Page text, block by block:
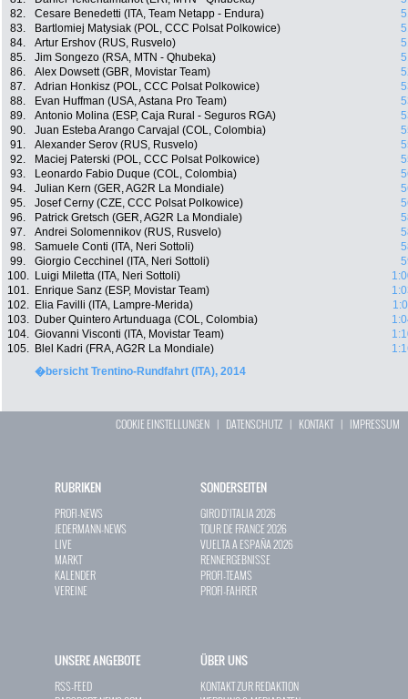
82.
Cesare Benedetti (ITA, Team Netapp - Endura)
83.
Bartlomiej Matysiak (POL, CCC Polsat Polkowice)
84.
Artur Ershov (RUS, Rusvelo)
85.
Jim Songezo (RSA, MTN - Qhubeka)
86.
Alex Dowsett (GBR, Movistar Team)
87.
Adrian Honkisz (POL, CCC Polsat Polkowice)
88.
Evan Huffman (USA, Astana Pro Team)
89.
Antonio Molina (ESP, Caja Rural - Seguros RGA)
90.
Juan Esteba Arango Carvajal (COL, Colombia)
91.
Alexander Serov (RUS, Rusvelo)
92.
Maciej Paterski (POL, CCC Polsat Polkowice)
93.
Leonardo Fabio Duque (COL, Colombia)
94.
Julian Kern (GER, AG2R La Mondiale)
95.
Josef Cerny (CZE, CCC Polsat Polkowice)
96.
Patrick Gretsch (GER, AG2R La Mondiale)
97.
Andrei Solomennikov (RUS, Rusvelo)
98.
Samuele Conti (ITA, Neri Sottoli)
99.
Giorgio Cecchinel (ITA, Neri Sottoli)
100.
Luigi Miletta (ITA, Neri Sottoli)
101.
Enrique Sanz (ESP, Movistar Team)
102.
Elia Favilli (ITA, Lampre-Merida)
103.
Duber Quintero Artunduaga (COL, Colombia)
104. Giovanni Visconti (ITA, Movistar Team)
105.
Blel Kadri (FRA, AG2R La Mondiale)
�bersicht Trentino-Rundfahrt (ITA), 2014
COOKIE EINSTELLUNGEN | DATENSCHUTZ | KONTAKT| IMPRESSUM
RUBRIKEN
PROFI-NEWS
JEDERMANN-NEWS
LIVE
MARKT
KALENDER
VEREINE
SONDERSEITEN
GIRO D`ITALIA 2026
TOUR DE FRANCE 2026
VUELTA A ESPAÑA 2026
RENNERGEBNISSE
PROFI-TEAMS
PROFI-FAHRER
UNSERE ANGEBOTE
RSS-FEED
ÜBER UNS
KONTAKT ZUR REDAKTION